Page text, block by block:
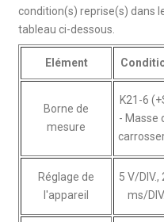
condition(s) reprise(s) dans
tableau ci-dessous.
Elément
Borne de
mesure
K21-6
- Masse
Réglage de
l'appareil
5 V/DIV.,
ms/DIV.